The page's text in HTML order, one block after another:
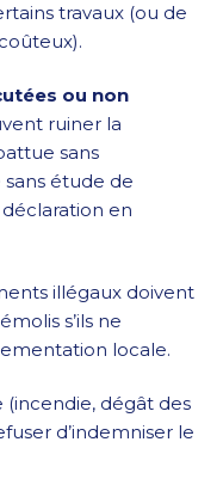
travaux (ou de
ou non
ruiner la
sans
étude de
en
illégaux doivent
s’ils ne
locale.
(incendie, dégât des
d’indemniser le